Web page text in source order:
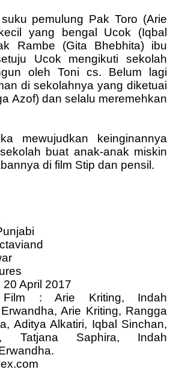
pemulung Pak Toro (Arie
yang bengal Ucok (Iqbal
Rambe (Gita Bhebhita) ibu
Ucok mengikuti sekolah
oleh Toni cs. Belum lagi
di sekolahnya yang diketuai
Azof) dan selalu meremehkan
mewujudkan keinginannya
buat anak-anak miskin
di film Stip dan pensil.
20 April 2017
Film : Arie Kriting, Indah
Arie Kriting, Rangga
Aditya Alkatiri, Iqbal Sinchan,
Tatjana Saphira, Indah